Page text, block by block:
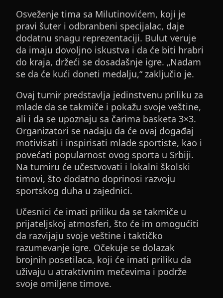
Osveženje tima sa Milutinovićem, koji je
pravi šuter i odbranbeni specijalac, daje
dodatnu snagu reprezentaciji. Bulut veruje
da imaju dovoljno iskustva i da će biti hrabri
do kraja, držeći se dosadašnje igre. „Nadam
se da će kući doneti medalju,“ zaključio je.
Ovaj turnir predstavlja jedinstvenu priliku za
mlade da se takmiče i pokažu svoje veštine,
ali i da se upoznaju sa čarima basketa 3×3.
Organizatori se nadaju da će ovaj događaj
motivisati i inspirisati mlade sportiste, kao i
povećati popularnost ovog sporta u Srbiji.
Na turniru će učestvovati i lokalni školski
timovi, što dodatno doprinosi razvoju
sportskog duha u zajednici.
Učesnici će imati priliku da se takmiče u
prijateljskoj atmosferi, što će im omogućiti
da razvijaju svoje veštine i taktičko
razumevanje igre. Očekuje se dolazak
brojnih posetilaca, koji će imati priliku da
uživaju u atraktivnim mečevima i podrže
svoje omiljene timove.